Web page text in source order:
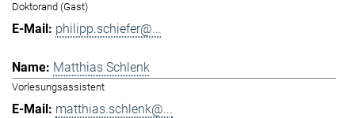
Doktorand (Gast)
philipp.schiefer@...
Matthias Schlenk
Vorlesungsassistent
matthias.schlenk@...